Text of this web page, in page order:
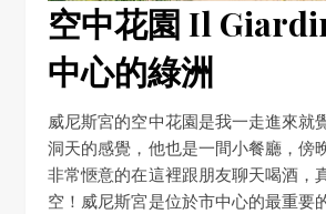
空中花園 Il
中心的綠洲
威尼斯宮的空中花園是我一走進來就
洞天的感覺，他也是一間小餐廳，傍
非常愜意的在這裡跟朋友聊天喝酒，
空！威尼斯宮是位於市中心的最重要